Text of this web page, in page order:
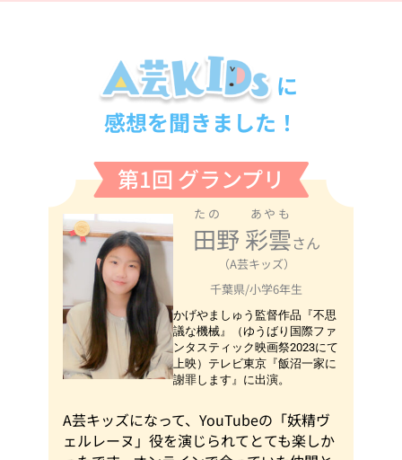
に
感想を聞きました！
第1回 グランプリ
田野 彩雲
たの あやも
さん
（A芸キッズ）
千葉県/小学6年生
かげやましゅう監督作品『不思
議な機械』（ゆうばり国際ファ
ンタスティック映画祭2023にて
上映）テレビ東京『飯沼一家に
謝罪します』に出演。
A芸キッズになって、YouTubeの「妖精ヴ
ェルレーヌ」役を演じられてとても楽しか